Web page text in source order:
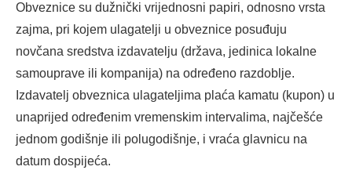
Obveznice su dužnički vrijednosni papiri, odnosno vrsta
zajma, pri kojem ulagatelji u obveznice posuđuju
novčana sredstva izdavatelju (država, jedinica lokalne
samouprave ili kompanija) na određeno razdoblje.
Izdavatelj obveznica ulagateljima plaća kamatu (kupon) u
unaprijed određenim vremenskim intervalima, najčešće
jednom godišnje ili polugodišnje, i vraća glavnicu na
datum dospijeća.